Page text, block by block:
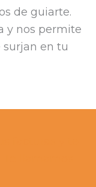
de guiarte.
y nos permite
surjan en tu